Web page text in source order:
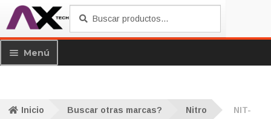
Saltar
navegación
contenido
por:
Menú
PROMO MENSUALES
Inicio Buscar otras marcas? Nitro
NIT-